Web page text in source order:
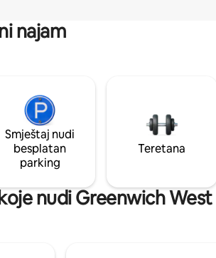
najam
Smještaj nudi
besplatan
parking
Teretana
nudi Greenwich West